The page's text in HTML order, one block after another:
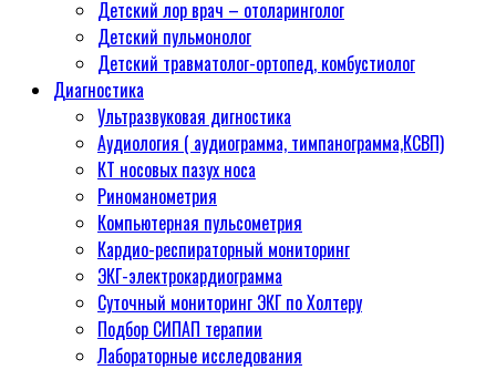
Детский лор врач – отоларинголог
Детский пульмонолог
Детский травматолог-ортопед, комбустиолог
Диагностика
Ультразвуковая дигностика
Аудиология ( аудиограмма, тимпанограмма,КСВП)
КТ носовых пазух носа
Риноманометрия
Компьютерная пульсометрия
Кардио-респираторный мониторинг
ЭКГ-электрокардиограмма
Суточный мониторинг ЭКГ по Холтеру
Подбор СИПАП терапии
Лабораторные исследования